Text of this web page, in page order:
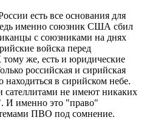
есть все основания для
именно союзник США сбил
с союзниками на днях
войска перед
тому же, есть и юридические
российская и сирийская
находиться в сирийском небе.
не имеют никаких
И именно это "право"
ПВО под сомнение.